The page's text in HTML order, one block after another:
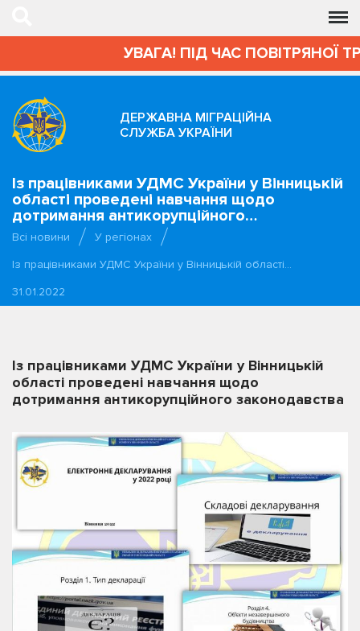
УВАГА! ПІД ЧАС ПОВІТРЯНОЇ
ДЕРЖАВНА МІГРАЦІЙНА
СЛУЖБА УКРАЇНИ
Із працівниками УДМС України у Вінницькій
області проведені навчання щодо
дотримання антикорупційного…
Всі новини
У регіонах
Із працівниками УДМС України у Вінницькій області…
31.01.2022
Із працівниками УДМС України у Вінницькій
області проведені навчання щодо
дотримання антикорупційного законодавства